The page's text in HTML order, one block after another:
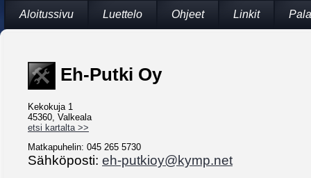
Aloitussivu Luettelo Ohjeet Linkit
Eh-Putki Oy
Kekokuja 1
45360, Valkeala
etsi kartalta >>
Matkapuhelin: 045 265 5730
Sähköposti: eh-putkioy@kymp.net